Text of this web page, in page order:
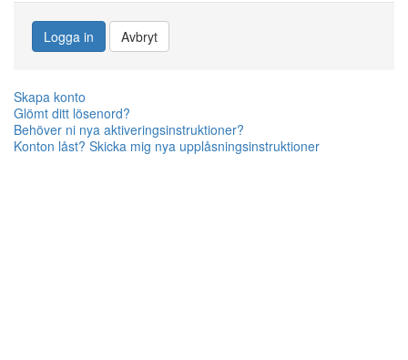
Logga in Avbryt
Skapa konto
Glömt ditt lösenord?
Behöver ni nya aktiveringsinstruktioner?
Konton låst? Skicka mig nya upplåsningsinstruktioner